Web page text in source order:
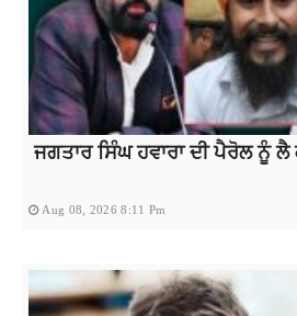
ਜਗਤਾਰ ਸਿੰਘ ਹਵਾਰਾ ਦੀ ਪੈਰੋਲ ਨੂੰ ਲੈ
Aug 08, 2026 8:11 Pm